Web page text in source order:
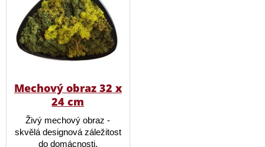
Mechový obraz 32 x
24 cm
Živý mechový obraz -
skvělá designová záležitost
do domácnosti.